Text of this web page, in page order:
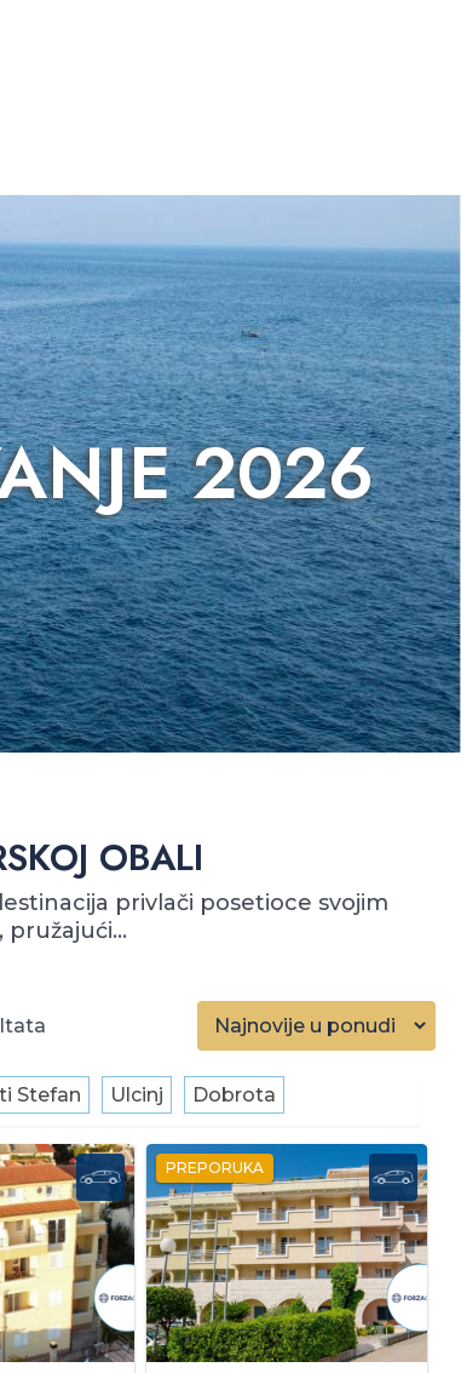
2026
OBALI
privlači posetioce svojim
Stefan Ulcinj Dobrota
PREPORUKA